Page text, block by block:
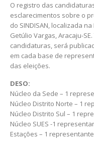
O registro das
esclarecimentos sobre o
do SINDISAN, localizada
Getúlio Vargas, Aracaju-
candidaturas, será
em cada base de
das eleições.
DESO:
Núcleo da Sede – 1
Núcleo Distrito Norte – 1
Núcleo Distrito Sul – 1
Núcleo SUES -1
Estações – 1 representante